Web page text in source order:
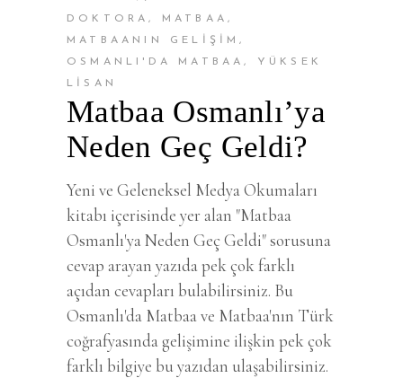
DOKTORA, MATBAA,
MATBAANIN GELIŞIM,
OSMANLI'DA MATBAA, YÜKSEK
LISAN
Matbaa Osmanlı’ya
Neden Geç Geldi?
Yeni ve Geleneksel Medya Okumaları
kitabı içerisinde yer alan "Matbaa
Osmanlı'ya Neden Geç Geldi" sorusuna
cevap arayan yazıda pek çok farklı
açıdan cevapları bulabilirsiniz. Bu
Osmanlı'da Matbaa ve Matbaa'nın Türk
coğrafyasında gelişimine ilişkin pek çok
farklı bilgiye bu yazıdan ulaşabilirsiniz.